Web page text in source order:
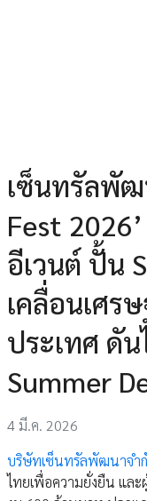
เซ็นทรัลพัฒ
Fest
อีเวนต์ ปั้น
เคลื่อนเศร
ประเทศ ดั
Summer
4 มี.ค. 2026
บริษัทเซ็นทรัลพัฒนาจำ
ไทยเพื่อความยั่งยืน แล